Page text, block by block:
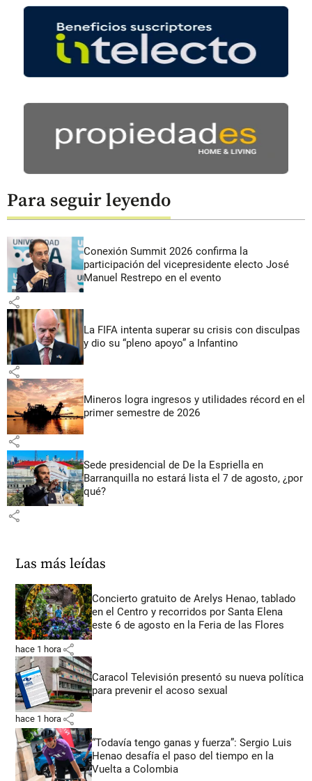
Para seguir leyendo
Conexión Summit 2026 confirma la
participación del vicepresidente electo José
Manuel Restrepo en el evento
share
La FIFA intenta superar su crisis con disculpas
y dio su “pleno apoyo” a Infantino
share
Mineros logra ingresos y utilidades récord en el
primer semestre de 2026
share
Sede presidencial de De la Espriella en
Barranquilla no estará lista el 7 de agosto, ¿por
qué?
share
Las más leídas
Concierto gratuito de Arelys Henao, tablado
en el Centro y recorridos por Santa Elena
este 6 de agosto en la Feria de las Flores
hace 1 hora share
Caracol Televisión presentó su nueva política
para prevenir el acoso sexual
hace 1 hora share
“Todavía tengo ganas y fuerza”: Sergio Luis
Henao desafía el paso del tiempo en la
Vuelta a Colombia